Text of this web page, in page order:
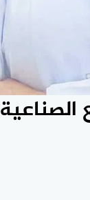
الصناعية